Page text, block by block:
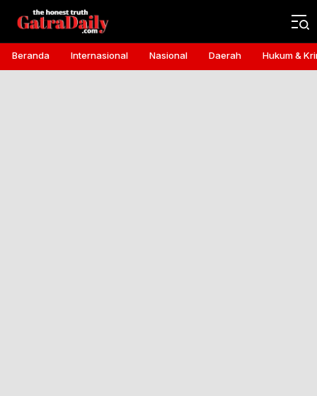
Gatra Daily
the honest truth
Beranda Internasional Nasional Daerah Hukum &